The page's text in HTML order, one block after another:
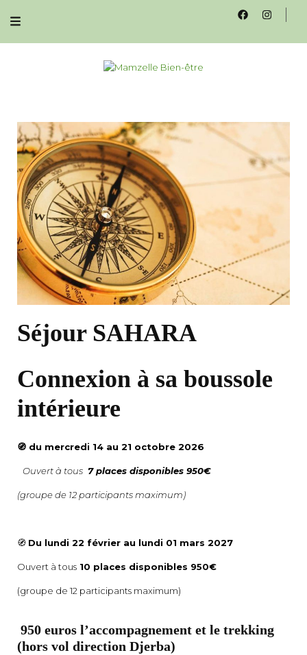
être
Séjour SAHARA
Connexion à sa boussole
intérieure
🧭 du mercredi 14 au 21 octobre 2026
Ouvert à tous 7 places disponibles 950€
(groupe de 12 participants maximum)
🧭 Du lundi 22 février au lundi 01 mars 2027
Ouvert à tous 10 places disponibles 950€
(groupe de 12 participants maximum)
950 euros l’accompagnement et le trekking
(hors vol direction Djerba)